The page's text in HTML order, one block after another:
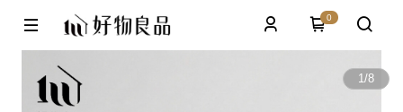
0
1/8